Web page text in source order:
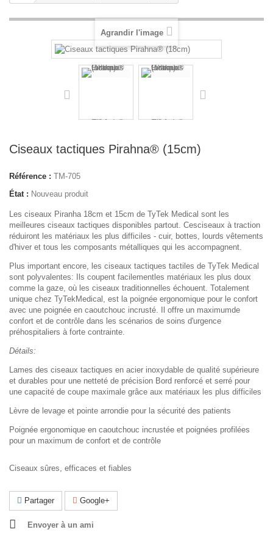
Agrandir l'image
Ciseaux tactiques Pirahna® (15cm)
Référence : TM-705
État : Nouveau produit
Les ciseaux Piranha 18cm et 15cm de TyTek Medical sont les
meilleures ciseaux tactiques disponibles partout. Cesciseaux à traction
réduiront les matériaux les plus difficiles - cuir, bottes, lourds vêtements
d'hiver et tous les composants métalliques qui les accompagnent.
Plus important encore, les ciseaux tactiques tactiles de TyTek Medical
sont polyvalentes: Ils coupent facilementles matériaux les plus doux
comme la gaze, où les ciseaux traditionnelles échouent. Totalement
unique chez TyTekMedical, est la poignée ergonomique pour le confort
avec une poignée en caoutchouc incrusté. Il offre un maximumde
confort et de contrôle dans les scénarios de soins d'urgence
préhospitaliers à forte contrainte.
Détails:
Lames des ciseaux tactiques en acier inoxydable de qualité supérieure
et durables pour une netteté de précision Bord renforcé et serré pour
une capacité de coupe maximale grâce aux matériaux les plus difficiles
Lèvre de levage et pointe arrondie pour la sécurité des patients
Poignée ergonomique en caoutchouc incrustée et poignées profilées
pour un maximum de confort et de contrôle
Ciseaux sûres, efficaces et fiables
Partager Google+
Envoyer à un ami